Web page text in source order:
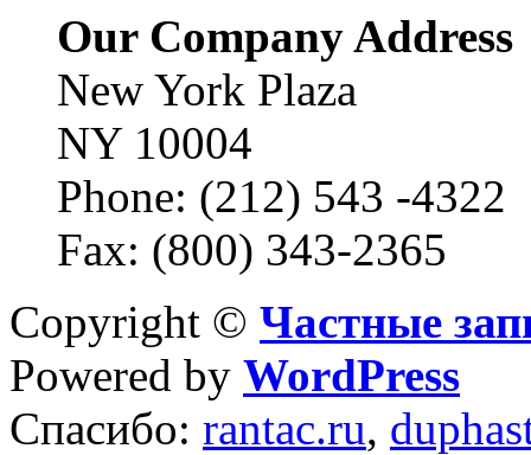
Our Company Address
New York Plaza
NY 10004
Phone: (212) 543 -4322
Fax: (800) 343-2365
Copyright © Частные
Powered by WordPress
Спасибо: rantac.ru,